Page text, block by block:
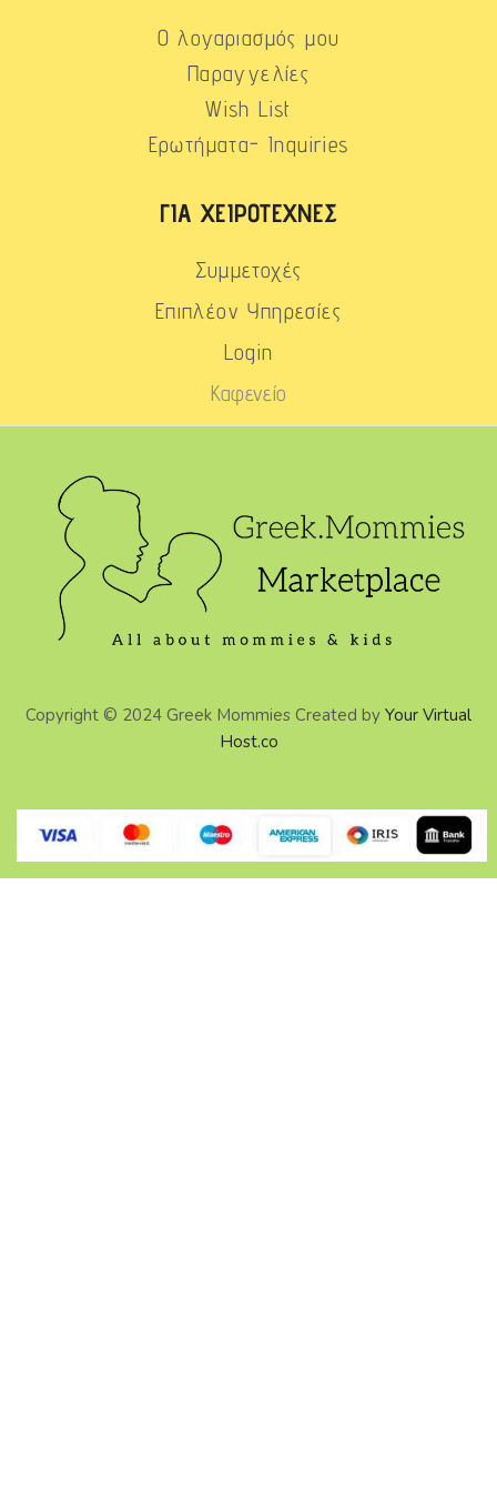
Ο λογαριασμός μου
Παραγγελίες
Wish List
Ερωτήματα- Inquiries
ΓΙΑ ΧΕΙΡΟΤΈΧΝΕΣ
Συμμετοχές
Επιπλέον Υπηρεσίες
Login
Καφενείο
Copyright © 2024 Greek Mommies Created by Your Virtual
Host.co